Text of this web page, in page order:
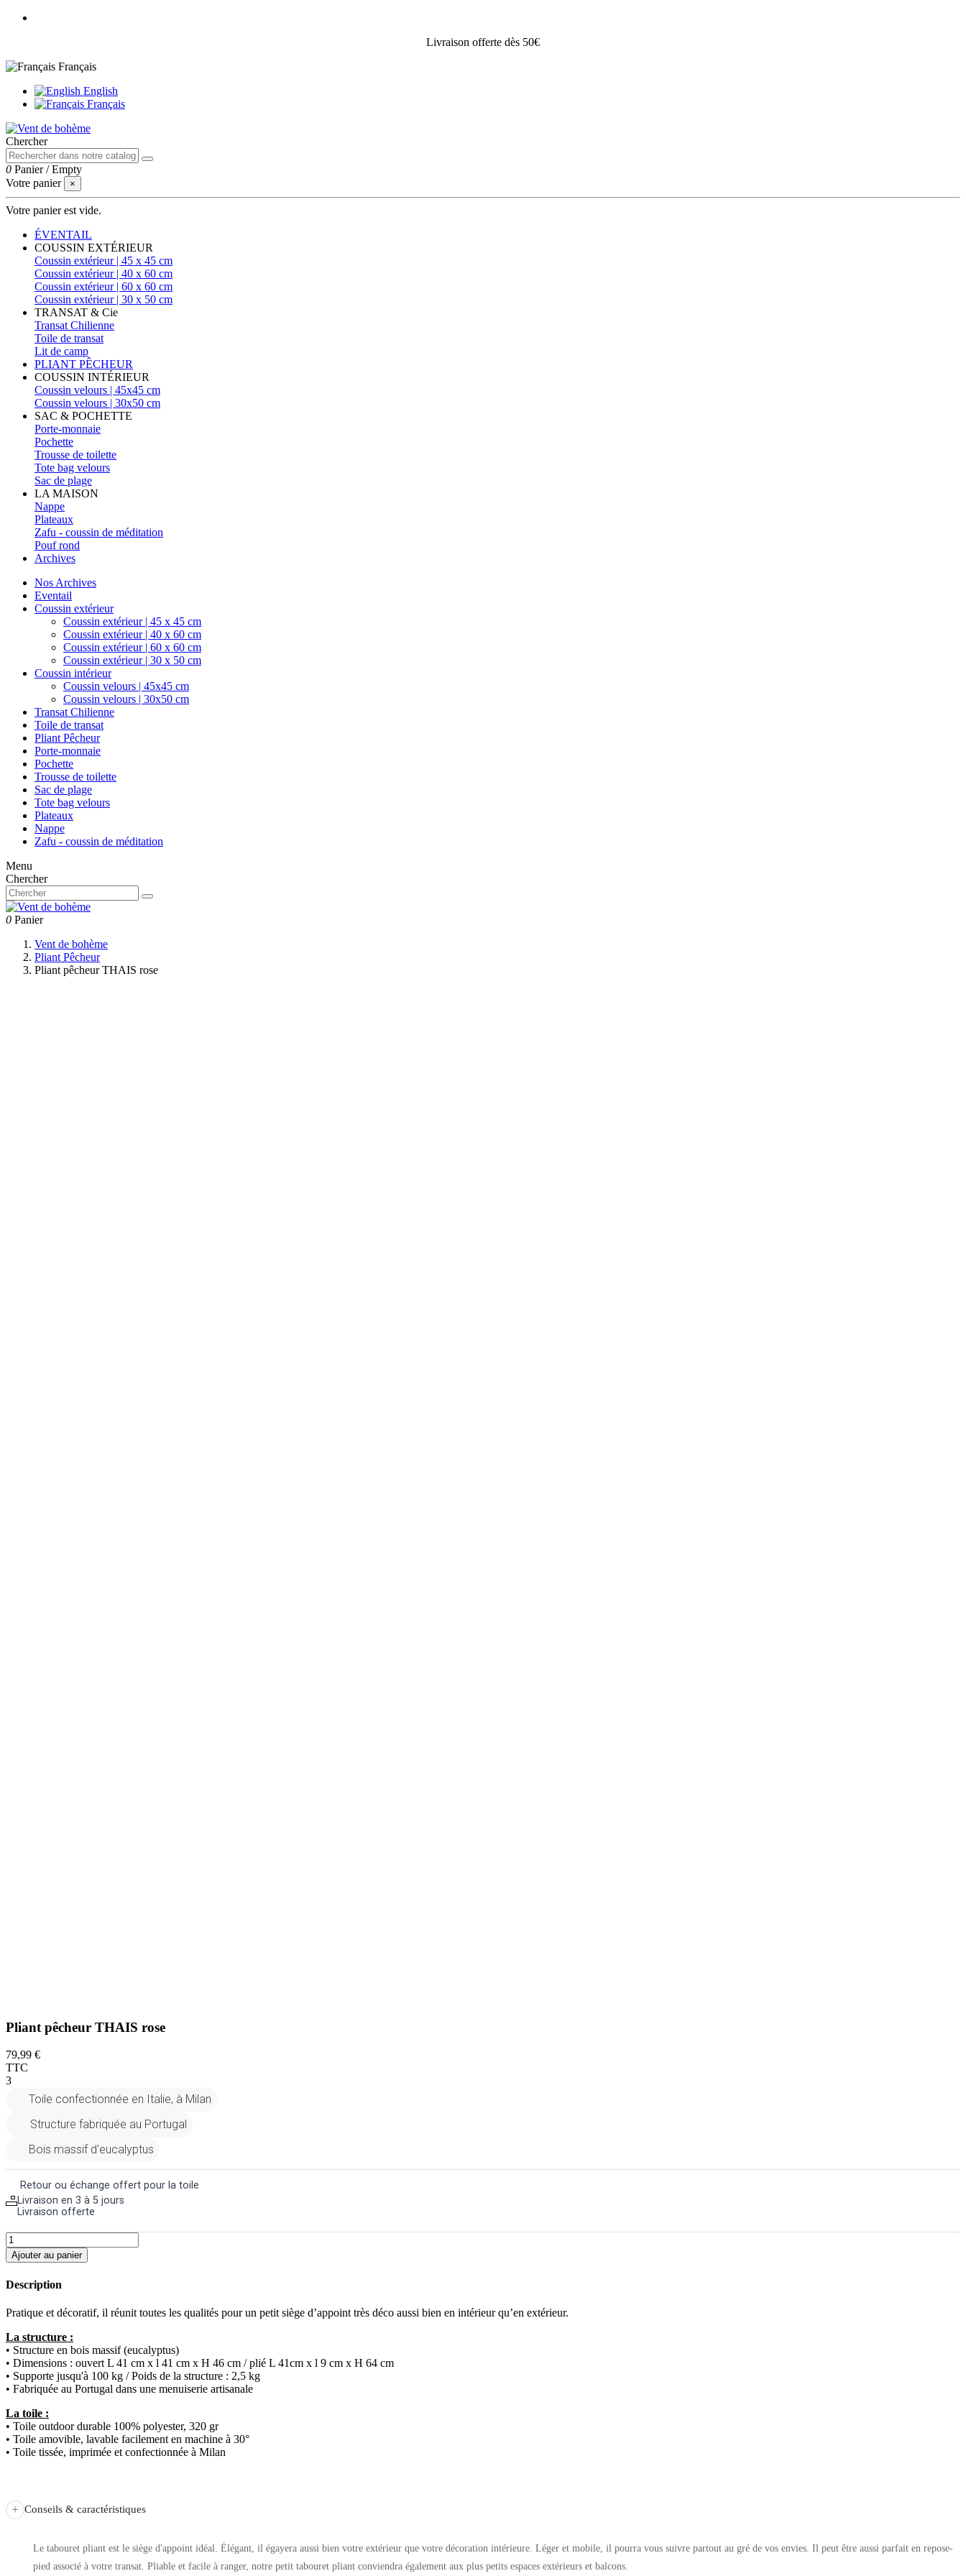
Livraison offerte dès 50€
Français
English
Français
Chercher
0 Panier/Empty
Votre panier
×
Votre panier est vide.
ÉVENTAIL
COUSSIN EXTÉRIEUR
Coussin extérieur | 45 x 45 cm
Coussin extérieur | 40 x 60 cm
Coussin extérieur | 60 x 60 cm
Coussin extérieur | 30 x 50 cm
TRANSAT & Cie
Transat Chilienne
Toile de transat
Lit de camp
PLIANT PÊCHEUR
COUSSIN INTÉRIEUR
Coussin velours | 45x45 cm
Coussin velours | 30x50 cm
SAC & POCHETTE
Porte-monnaie
Pochette
Trousse de toilette
Tote bag velours
Sac de plage
LA MAISON
Nappe
Plateaux
Zafu - coussin de méditation
Pouf rond
Archives
Nos Archives
Eventail
Coussin extérieur
Coussin extérieur | 45 x 45 cm
Coussin extérieur | 40 x 60 cm
Coussin extérieur | 60 x 60 cm
Coussin extérieur | 30 x 50 cm
Coussin intérieur
Coussin velours | 45x45 cm
Coussin velours | 30x50 cm
Transat Chilienne
Toile de transat
Pliant Pêcheur
Porte-monnaie
Pochette
Trousse de toilette
Sac de plage
Tote bag velours
Plateaux
Nappe
Zafu - coussin de méditation
Menu
Chercher
0 Panier
Vent de bohème
Pliant Pêcheur
Pliant pêcheur THAIS rose
Pliant pêcheur THAIS rose
79,99 €
TTC
3
Toile confectionnée en Italie, à Milan
Structure fabriquée au Portugal
Bois massif d'eucalyptus
Retour ou échange offert pour la toile
Livraison en 3 à 5 jours
Livraison offerte
Ajouter au panier
Description
Pratique et décoratif, il réunit toutes les qualités pour un petit siège d’appoint très déco aussi bien en intérieur qu’en extérieur.
La structure :
• Structure en bois massif (eucalyptus)
• Dimensions : ouvert L 41 cm x l 41 cm x H 46 cm / plié L 41cm x l 9 cm x H 64 cm
• Supporte jusqu'à 100 kg / Poids de la structure : 2,5 kg
• Fabriquée au Portugal dans une menuiserie artisanale
La toile :
• Toile outdoor durable 100% polyester, 320 gr
• Toile amovible, lavable facilement en machine à 30°
• Toile tissée, imprimée et confectionnée à Milan
+ Conseils & caractéristiques
Le tabouret pliant est le siège d'appoint idéal. Élégant, il égayera aussi bien votre extérieur que votre décoration intérieure. Léger et mobile, il pourra vous suivre partout au gré de vos envies. Il peut être aussi parfait en repose-
pied associé à votre transat. Pliable et facile à ranger, notre petit tabouret pliant conviendra également aux plus petits espaces extérieurs et balcons.